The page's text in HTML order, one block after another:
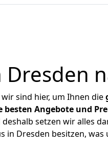
sind hier, um Ihnen die
besten Angebote und
setzen wir alles
in Dresden besitzen,